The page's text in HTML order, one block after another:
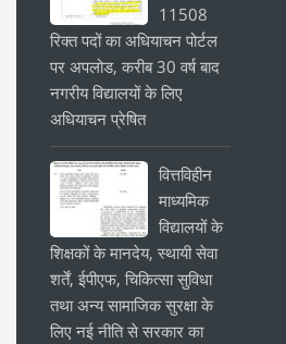
11508
रिक्त पदों का अधियाचन पोर्टल
पर अपलोड, करीब 30 वर्ष बाद
नगरीय विद्यालयों के लिए
अधियाचन प्रेषित
वित्तविहीन
माध्यमिक
विद्यालयों के
शिक्षकों के मानदेय, स्थायी सेवा
शर्तें, ईपीएफ, चिकित्सा सुविधा
तथा अन्य सामाजिक सुरक्षा के
लिए नई नीति से सरकार का